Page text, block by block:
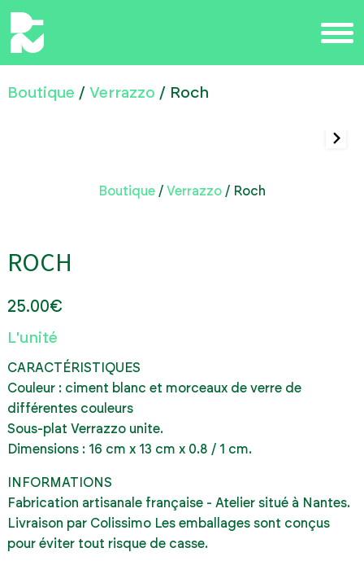
Boutique / Verrazzo / Roch
Boutique / Verrazzo / Roch
ROCH
25.00€
L'unité
CARACTÉRISTIQUES
Couleur : ciment blanc et morceaux de verre de
différentes couleurs
Sous-plat Verrazzo unite.
Dimensions : 16 cm x 13 cm x 0.8 / 1 cm.
INFORMATIONS
Fabrication artisanale française - Atelier situé à Nantes.
Livraison par Colissimo Les emballages sont conçus
pour éviter tout risque de casse.